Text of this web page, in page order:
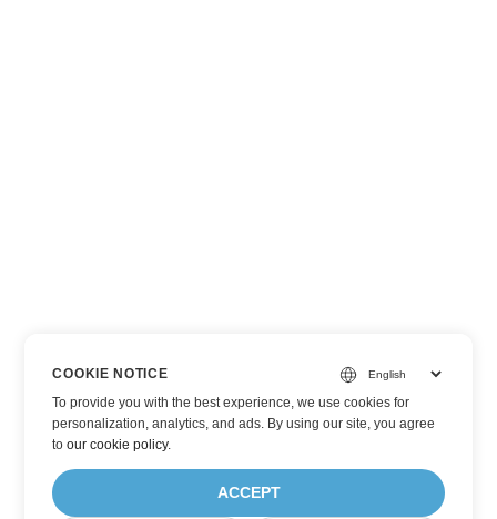
COOKIE NOTICE
To provide you with the best experience, we use cookies for
personalization, analytics, and ads. By using our site, you agree
toour cookie policy.
ACCEPT